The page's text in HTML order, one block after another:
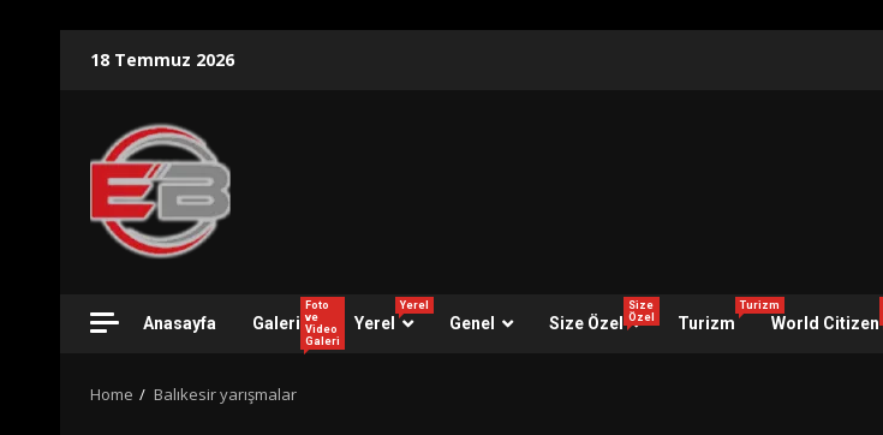
18 Temmuz 2026
Anasayfa Galeri
Foto
ve
Video
Galeri
Yerel
Yerel
Genel Size Özel
Size
Özel
Turizm
Turizm
World Citizen
Home Balıkesir yarışmalar